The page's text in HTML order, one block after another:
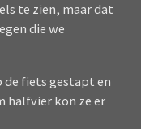
te zien, maar dat
die we
de fiets gestapt en
halfvier kon ze er